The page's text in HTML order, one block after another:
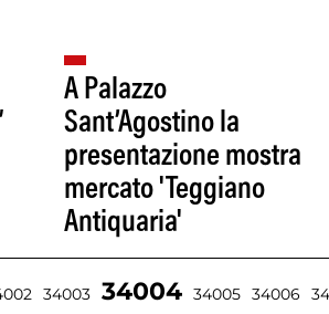
A Palazzo
Sant’Agostino la
presentazione mostra
mercato 'Teggiano
Antiquaria'
34003 34004 34005 34006